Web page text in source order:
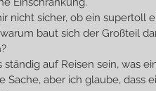
nicht sicher, ob ein supertoll
baut sich der Großteil
ständig auf Reisen sein, was
Sache, aber ich glaube, dass